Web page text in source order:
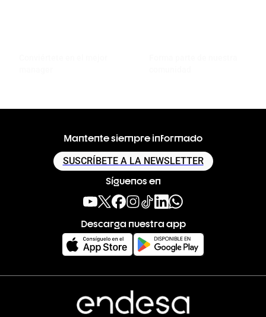
Mantente siempre informado
SUSCRÍBETE A LA NEWSLETTER
Síguenos en
Descarga nuestra app